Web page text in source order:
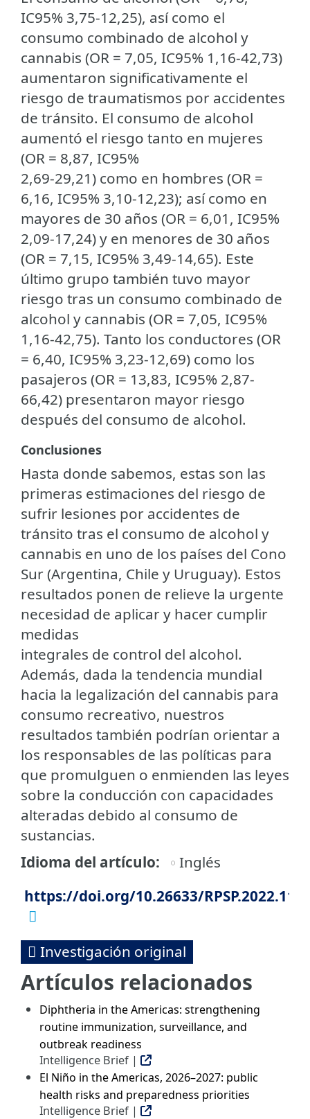
IC95% 3,75-12,25), así como el
consumo combinado de alcohol y
cannabis (OR = 7,05, IC95% 1,16-42,73)
aumentaron significativamente el
riesgo de traumatismos por accidentes
de tránsito. El consumo de alcohol
aumentó el riesgo tanto en mujeres
(OR = 8,87, IC95%
2,69-29,21) como en hombres (OR =
6,16, IC95% 3,10-12,23); así como en
mayores de 30 años (OR = 6,01, IC95%
2,09-17,24) y en menores de 30 años
(OR = 7,15, IC95% 3,49-14,65). Este
último grupo también tuvo mayor
riesgo tras un consumo combinado de
alcohol y cannabis (OR = 7,05, IC95%
1,16-42,75). Tanto los conductores (OR
= 6,40, IC95% 3,23-12,69) como los
pasajeros (OR = 13,83, IC95% 2,87-
66,42) presentaron mayor riesgo
después del consumo de alcohol.
Conclusiones
Hasta donde sabemos, estas son las
primeras estimaciones del riesgo de
sufrir lesiones por accidentes de
tránsito tras el consumo de alcohol y
cannabis en uno de los países del Cono
Sur (Argentina, Chile y Uruguay). Estos
resultados ponen de relieve la urgente
necesidad de aplicar y hacer cumplir
medidas
integrales de control del alcohol.
Además, dada la tendencia mundial
hacia la legalización del cannabis para
consumo recreativo, nuestros
resultados también podrían orientar a
los responsables de las políticas para
que promulguen o enmienden las leyes
sobre la conducción con capacidades
alteradas debido al consumo de
sustancias.
Idioma del artículo
Inglés
https://doi.org/10.26633/RPSP.2022.116
Investigación original
Artículos relacionados
Diphtheria in the Americas: strengthening
routine immunization, surveillance, and
outbreak readiness
Intelligence Brief |
El Niño in the Americas, 2026–2027: public
health risks and preparedness priorities
Intelligence Brief |